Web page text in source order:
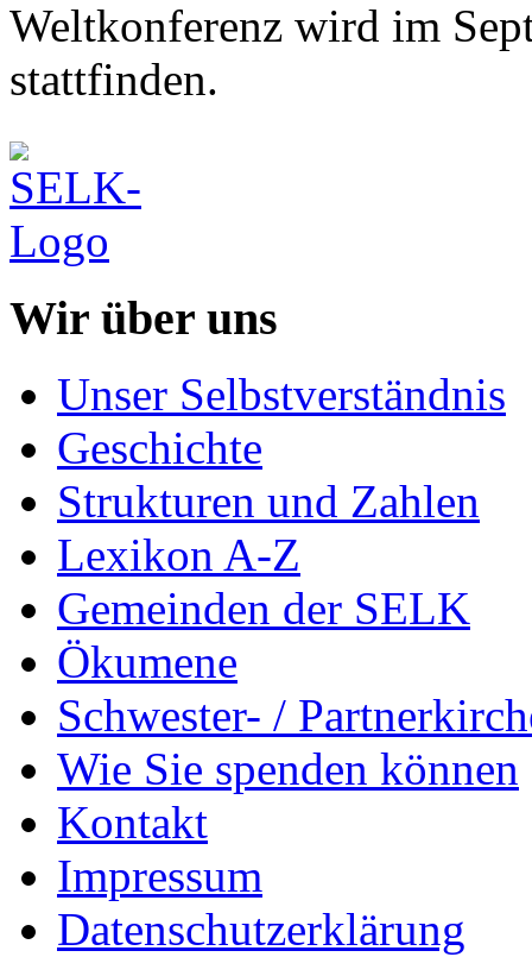
Weltkonferenz wird im
stattfinden.
Wir über uns
Unser Selbstverständnis
Geschichte
Strukturen und Zahlen
Lexikon A-Z
Gemeinden der SELK
Ökumene
Schwester- /
Wie Sie spenden können
Kontakt
Impressum
Datenschutzerklärung